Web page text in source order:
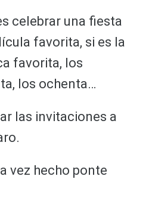
celebrar una fiesta
favorita, si es la
favorita, los
los ochenta…
las invitaciones a
vez hecho ponte